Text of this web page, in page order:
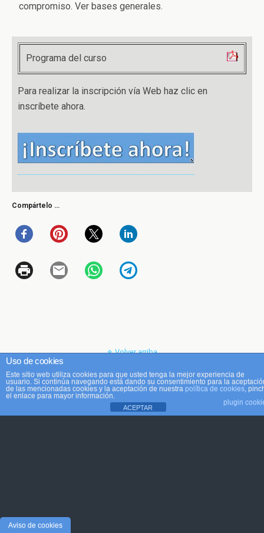
compromiso. Ver bases generales.
Programa del curso
Para realizar la inscripción vía Web haz clic en
inscríbete ahora.
Compártelo …
Volver arriba
Móvil Escritorio
Uso de cookies
Este sitio web utiliza cookies para que usted tenga la mejor experiencia de
usuario. Si continúa navegando está dando su consentimiento para la
de las mencionadas cookies y la aceptación de nuestra política de cookies ,
el enlace para mayor información.
plugin
ACEPTAR
Aviso de cookies